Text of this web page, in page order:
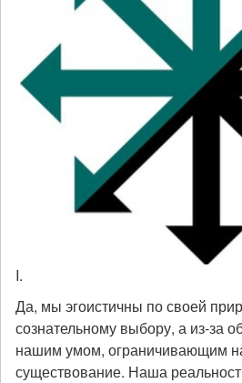
I.
Да, мы эгоистичны по своей
сознательному выбору, а из-за
нашим умом, ограничивающим
существование. Наша